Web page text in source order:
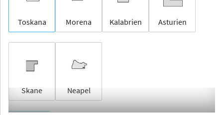
Toskana Morena Kalabrien Asturien
Skane Neapel